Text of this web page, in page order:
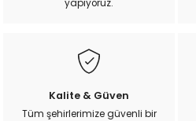
yapıyoruz.
Kalite & Güven
Tüm şehirlerimize güvenli bir